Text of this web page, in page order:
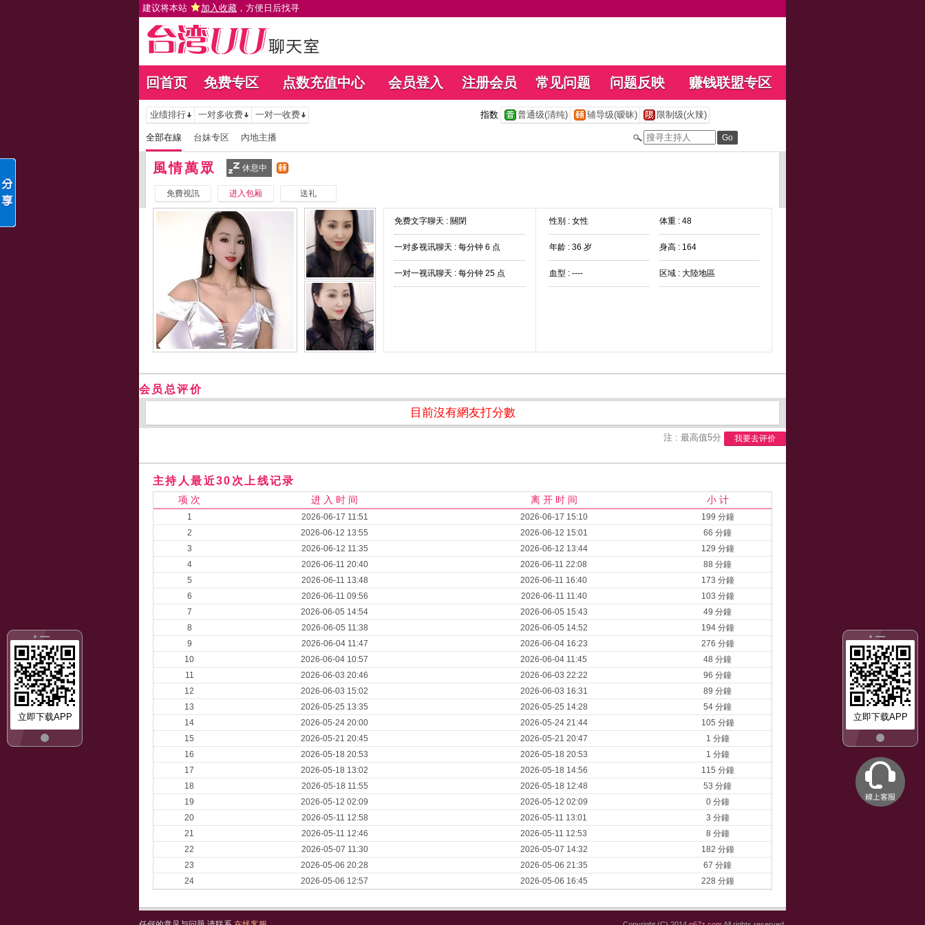
建议将本站 加入收藏 ，方便日后找寻
回首页 免费专区 点数充值中心 会员登入 注册会员 常见问题 问题反映 赚钱联盟专区
立即下载APP
立即下载APP
业绩排行 一对多收费 一对一收费 指数 普通级(清纯) 辅导级(暧昧) 限制级(火辣)
全部在線 台妹专区 內地主播
風情萬眾 休息中
免費視訊 进入包厢 送礼
免费文字聊天 : 關閉
一对多视讯聊天 : 每分钟 6 点
一对一视讯聊天 : 每分钟 25 点
性别 : 女性 体重 : 48
年龄 : 36 岁 身高 : 164
血型 : ---- 区域 : 大陸地區
会员总评价
目前沒有網友打分數
注 : 最高值5分 我要去评价
主持人最近30次上线记录
项 次 进 入 时 间 离 开 时 间 小 计
1 2026-06-17 11:51 2026-06-17 15:10
199 分鐘
2
2026-06-12 13:55 2026-06-12 15:01
66 分鐘
3
2026-06-12 11:35 2026-06-12 13:44
129 分鐘
4
2026-06-11 20:40 2026-06-11 22:08
88 分鐘
5
2026-06-11 13:48 2026-06-11 16:40
173 分鐘
6
2026-06-11 09:56 2026-06-11 11:40
103 分鐘
7
2026-06-05 14:54 2026-06-05 15:43
49 分鐘
8
2026-06-05 11:38 2026-06-05 14:52
194 分鐘
9
2026-06-04 11:47 2026-06-04 16:23
276 分鐘
10
2026-06-04 10:57 2026-06-04 11:45
48 分鐘
11
2026-06-03 20:46 2026-06-03 22:22
96 分鐘
12
2026-06-03 15:02 2026-06-03 16:31
89 分鐘
13
2026-05-25 13:35 2026-05-25 14:28
54 分鐘
14
2026-05-24 20:00 2026-05-24 21:44
105 分鐘
15
2026-05-21 20:45 2026-05-21 20:47
1 分鐘
16
2026-05-18 20:53 2026-05-18 20:53
1 分鐘
17
2026-05-18 13:02 2026-05-18 14:56
115 分鐘
18
2026-05-18 11:55 2026-05-18 12:48
53 分鐘
19
2026-05-12 02:09 2026-05-12 02:09
0 分鐘
20
2026-05-11 12:58 2026-05-11 13:01
3 分鐘
21
2026-05-11 12:46 2026-05-11 12:53
8 分鐘
22
2026-05-07 11:30 2026-05-07 14:32
182 分鐘
23
2026-05-06 20:28 2026-05-06 21:35
67 分鐘
24
2026-05-06 12:57 2026-05-06 16:45 228 分鐘